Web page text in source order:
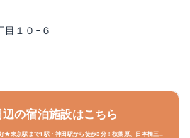
目１０−６
の宿泊施設はこちら
★東京駅まで1駅・神田駅から徒歩3分！秋葉原、日本橋三